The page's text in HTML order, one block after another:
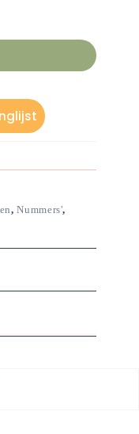
,Nummers',